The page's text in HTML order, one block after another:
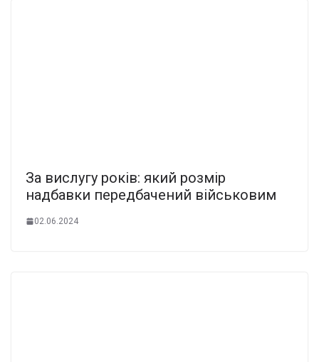
За вислугу років: який розмір
надбавки передбачений військовим
02.06.2024